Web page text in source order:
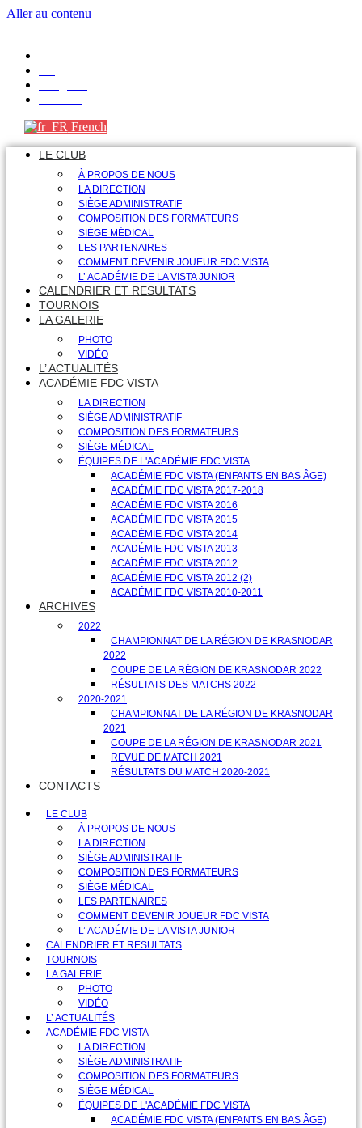
Aller au contenu
French
LE CLUB
À PROPOS DE NOUS
LA DIRECTION
SIÈGE ADMINISTRATIF
COMPOSITION DES FORMATEURS
SIÈGE MÉDICAL
LES PARTENAIRES
COMMENT DEVENIR JOUEUR FDC VISTA
L’ ACADÉMIE DE LA VISTA JUNIOR
CALENDRIER ET RESULTATS
TOURNOIS
LA GALERIE
PHOTO
VIDÉO
L’ ACTUALITÉS
ACADÉMIE FDC VISTA
LA DIRECTION
SIÈGE ADMINISTRATIF
COMPOSITION DES FORMATEURS
SIÈGE MÉDICAL
ÉQUIPES DE L'ACADÉMIE FDC VISTA
ACADÉMIE FDC VISTA (ENFANTS EN BAS ÂGE)
ACADÉMIE FDC VISTA 2017-2018
ACADÉMIE FDC VISTA 2016
ACADÉMIE FDC VISTA 2015
ACADÉMIE FDC VISTA 2014
ACADÉMIE FDC VISTA 2013
ACADÉMIE FDC VISTA 2012
ACADÉMIE FDC VISTA 2012 (2)
ACADÉMIE FDC VISTA 2010-2011
ARCHIVES
2022
CHAMPIONNAT DE LA RÉGION DE KRASNODAR
2022
COUPE DE LA RÉGION DE KRASNODAR 2022
RÉSULTATS DES MATCHS 2022
2020-2021
CHAMPIONNAT DE LA RÉGION DE KRASNODAR
2021
COUPE DE LA RÉGION DE KRASNODAR 2021
REVUE DE MATCH 2021
RÉSULTATS DU MATCH 2020-2021
CONTACTS
LE CLUB
À PROPOS DE NOUS
LA DIRECTION
SIÈGE ADMINISTRATIF
COMPOSITION DES FORMATEURS
SIÈGE MÉDICAL
LES PARTENAIRES
COMMENT DEVENIR JOUEUR FDC VISTA
L’ ACADÉMIE DE LA VISTA JUNIOR
CALENDRIER ET RESULTATS
TOURNOIS
LA GALERIE
PHOTO
VIDÉO
L’ ACTUALITÉS
ACADÉMIE FDC VISTA
LA DIRECTION
SIÈGE ADMINISTRATIF
COMPOSITION DES FORMATEURS
SIÈGE MÉDICAL
ÉQUIPES DE L'ACADÉMIE FDC VISTA
ACADÉMIE FDC VISTA (ENFANTS EN BAS ÂGE)